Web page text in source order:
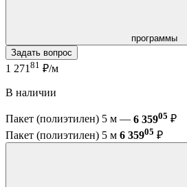
программы
Задать вопрос
1 271 81 ₽/м
В наличии
Пакет (полиэтилен) 5 м — 6 35905 ₽
Пакет (полиэтилен) 5 м 6 35905 ₽